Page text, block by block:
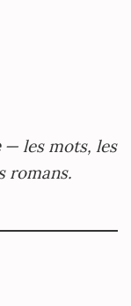
— les mots, les
romans.